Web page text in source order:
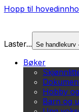
Hopp til
Laster... Se handlekurv
Bøker
Hobby
Barn og